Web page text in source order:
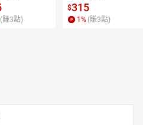
文，來展開商業活動、公共政策
，努力解決各種社會問題，與企
企劃和演出。
(賺3點)
$315
1 % (賺3點)